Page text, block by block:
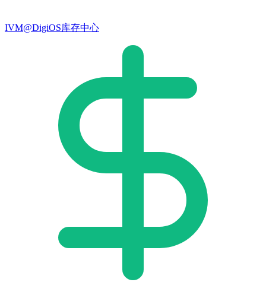
IVM@DigiOS库存中心